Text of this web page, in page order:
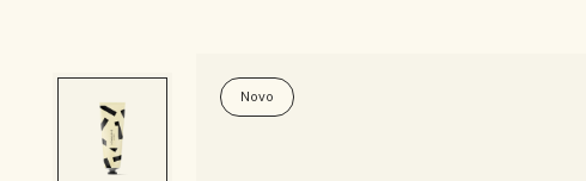
Novo